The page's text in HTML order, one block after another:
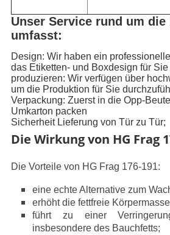
Unser Service rund um die
umfasst:
Design: Wir haben ein
das Etiketten- und Boxdesign für
produzieren: Wir verfügen über
um die Produktion für Sie
Verpackung: Zuerst in die Opp-
Umkarton packen
Sicherheit Lieferung von Tür zu Tür;
Die Wirkung von HG Frag
Die Vorteile von HG Frag 176-191:
eine echte Alternative zum
erhöht die fettfreie
führt zu einer
insbesondere des Bauchfetts;